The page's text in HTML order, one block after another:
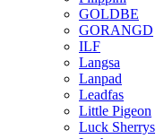
GOLDBE
GORANGD
ILF
Langsa
Lanpad
Leadfas
Little Pigeon
Luck Sherrys